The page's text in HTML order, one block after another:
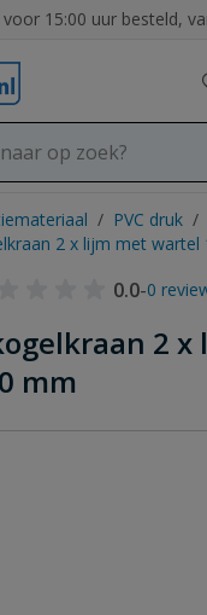
15:00 uur besteld,
/ PVC druk /
2 x lijm met wartel
0.0-0
2
mm